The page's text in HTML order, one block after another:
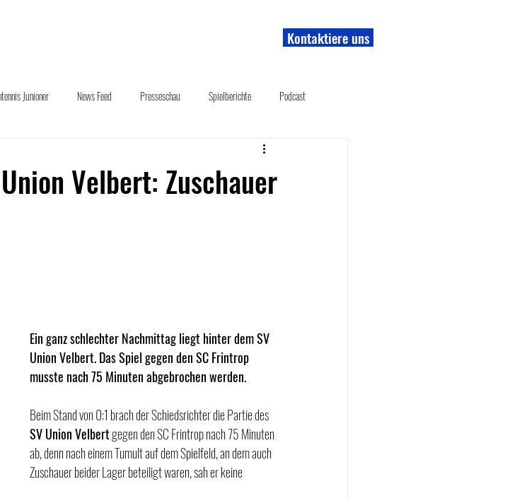
Kontaktiere uns
Junioner News Feed Presseschau Spielberichte Podcast
Velbert: Zuschauer
Ein ganz schlechter Nachmittag liegt hinter dem SV
Union Velbert. Das Spiel gegen den SC Frintrop
musste nach 75 Minuten abgebrochen werden.
Beim Stand von 0:1 brach der Schiedsrichter die Partie des
SV Union Velbert gegen den SC Frintrop nach 75 Minuten
ab, denn nach einem Tumult auf dem Spielfeld, an dem auch
Zuschauer beider Lager beteiligt waren, sah er keine